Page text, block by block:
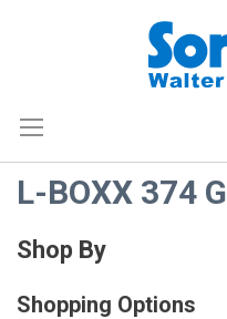
L-BOXX 374 G
Shop By
Shopping Options